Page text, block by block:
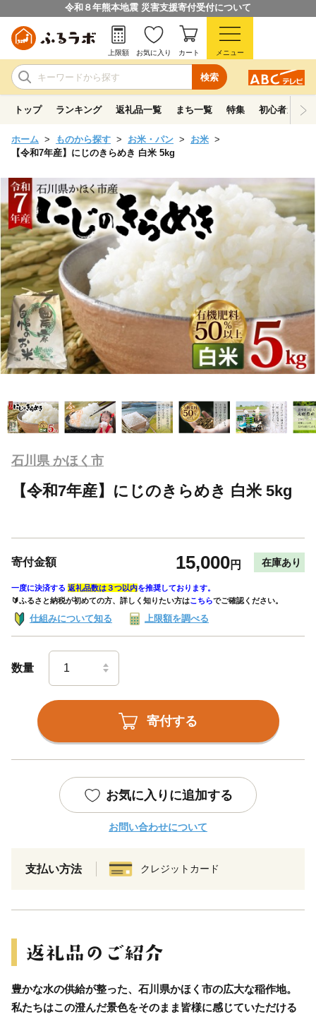
令和８年熊本地震 災害支援寄付受付について
検索
上限額 お気に入り カート メニュー
トップ ランキング 返礼品一覧 まち一覧 特集 初心者ガイド
ホーム ものから探す お米・パン
お米
【令和7年産】にじのきらめき 白米 5kg
石川県 かほく市
【令和7年産】にじのきらめき 白米 5kg
寄付金額 15,000円 在庫あり
一度に決済する 返礼品数は３つ以内を推奨しております。
🔰ふるさと納税が初めての方、詳しく知りたい方はこちらでご確認ください。
仕組みについて知る 上限額を調べる
数量
寄付する
お気に入りに追加する
お問い合わせについて
支払い方法 クレジットカード
豊かな水の供給が整った、石川県かほく市の広大な稲作地。
私たちはこの澄んだ景色をそのまま皆様に感じていただける